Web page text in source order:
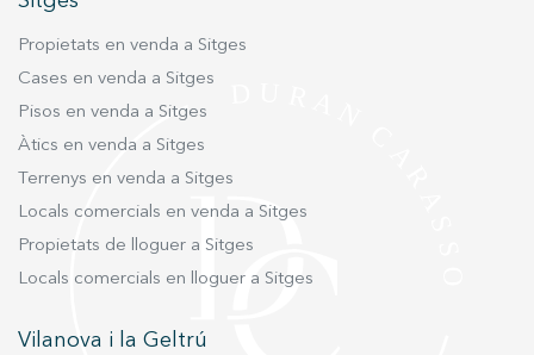
Propietats en venda a Sitges
Cases en venda a Sitges
Pisos en venda a Sitges
Àtics en venda a Sitges
Terrenys en venda a Sitges
Locals comercials en venda a Sitges
Propietats de lloguer a Sitges
Locals comercials en lloguer a Sitges
Vilanova i la Geltrú
Marketing i publicitat
informació sobre les preferències i les eleccions personals
de l'usuari a través de l'observació continuada dels seus
hàbits de navegació. Gràcies a elles, podem conèixer els
hàbits de navegació al lloc web i mostrar publicitat
relacionada amb el perfil de navegació de l'usuari.